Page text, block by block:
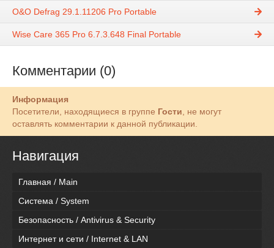
O&O Defrag 29.1.11206 Pro Portable
Wise Care 365 Pro 6.7.3.648 Final Portable
Комментарии (0)
Информация
Посетители, находящиеся в группе Гости, не могут
оставлять комментарии к данной публикации.
Навигация
Главная / Main
Система / System
Безопасность / Antivirus & Security
Интернет и сети / Internet & LAN